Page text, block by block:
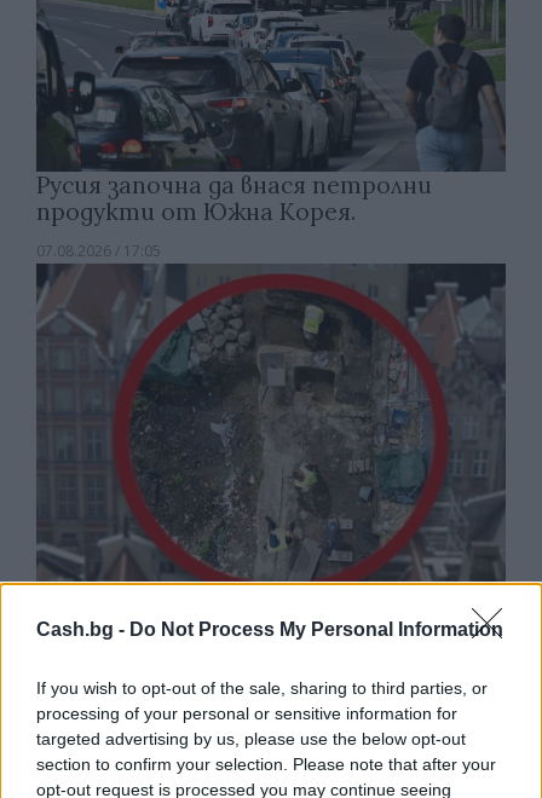
Cash.bg - Do Not Process My Personal Information
If you wish to opt-out of the sale, sharing to third parties, or
processing of your personal or sensitive information for
targeted advertising by us, please use the below opt-out
section to confirm your selection. Please note that after your
opt-out request is processed you may continue seeing
Русия започна да внася петролни
продукти от Южна Корея.
07.08.2026 / 17:05
Древен храм на почти 900 години
Полша
07.08.2026 / 16:00